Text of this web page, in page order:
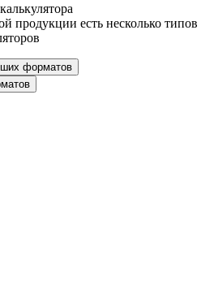
продукции есть несколько типов
форматов